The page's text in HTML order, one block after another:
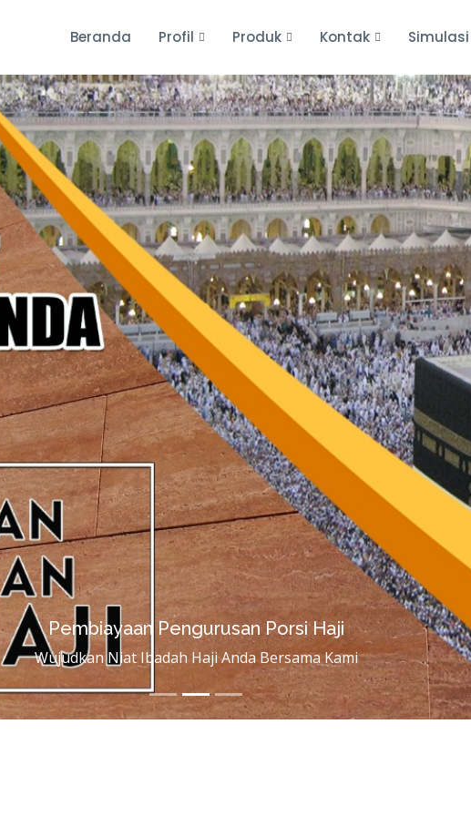
Beranda Profil Produk Kontak Simulasi
Pembiayaan Pengurusan Porsi Haji
Wujudkan Niat Ibadah Haji Anda Bersama Kami